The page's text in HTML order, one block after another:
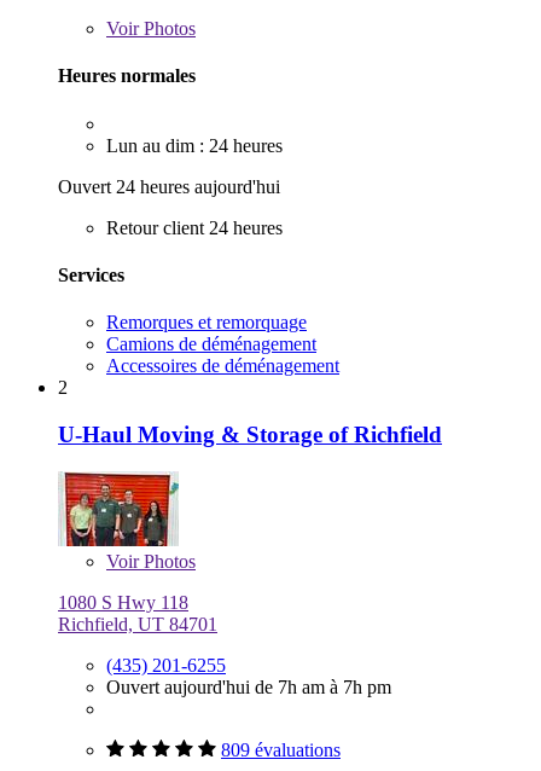
VoirPhotos
Heures normales
Lun au dim : 24 heures
Ouvert 24 heures aujourd'hui
Retour client 24 heures
Services
Remorques et remorquage
Camions de déménagement
Accessoires de déménagement
2
U-Haul Moving & Storage of Richfield
VoirPhotos
1080 S Hwy 118
Richfield, UT 84701
(435) 201-6255
Ouvert aujourd'hui de 7h am à 7h pm
809 évaluations